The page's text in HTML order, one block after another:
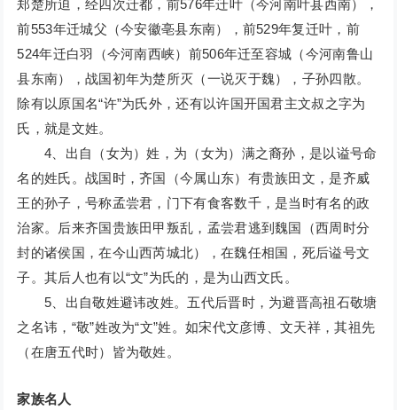
郑楚所迫，经四次迁都，前576年迁叶（今河南叶县西南），
前553年迁城父（今安徽亳县东南），前529年复迁叶，前
524年迁白羽（今河南西峡）前506年迁至容城（今河南鲁山
县东南），战国初年为楚所灭（一说灭于魏），子孙四散。
除有以原国名“许”为氏外，还有以许国开国君主文叔之字为
氏，就是文姓。
4、出自（女为）姓，为（女为）满之裔孙，是以谥号命
名的姓氏。战国时，齐国（今属山东）有贵族田文，是齐威
王的孙子，号称孟尝君，门下有食客数千，是当时有名的政
治家。后来齐国贵族田甲叛乱，孟尝君逃到魏国（西周时分
封的诸侯国，在今山西芮城北），在魏任相国，死后谥号文
子。其后人也有以“文”为氏的，是为山西文氏。
5、出自敬姓避讳改姓。五代后晋时，为避晋高祖石敬塘
之名讳，“敬”姓改为“文”姓。如宋代文彦博、文天祥，其祖先
（在唐五代时）皆为敬姓。
家族名人